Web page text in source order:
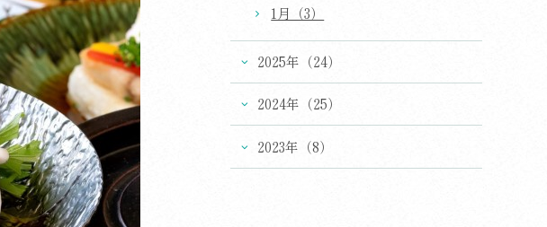
1月（3）
2025年（24）
2024年（25）
2023年（8）